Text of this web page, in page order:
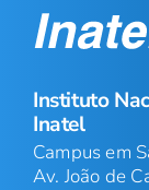
Instituto
Inatel
Campus em
Av. João de